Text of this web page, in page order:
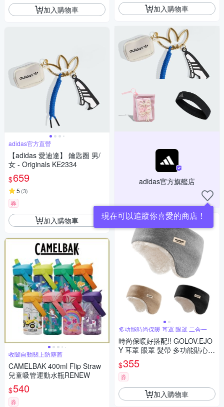
加入購物車
adidas官方直營
【adidas 愛迪達】 鑰匙圈 男/
女 - Originals KE2334
$659
5 (3)
券
加入購物車
收闔自動關上防塵蓋
CAMELBAK 400ml Flip Straw
兒童吸管運動水瓶RENEW
$540
券
加入購物車
adidas官方旗艦店
現在可以追蹤你喜愛的商店！
多功能時尚保暖 耳罩 眼罩 二合一
時尚保暖好搭配!! GOLOV.EJO
Y 耳罩 眼罩 髮帶 多功能貼心設
計 防寒防風 登山 運動 慢跑 購
物逛街 化妝 居家休閒 舒適高彈
性
$355
券
加入購物車